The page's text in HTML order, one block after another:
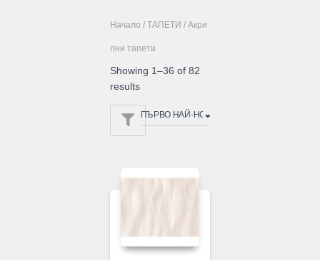
Начало / ТАПЕТИ / Акри
лни тапети
Showing 1–36 of 82
results